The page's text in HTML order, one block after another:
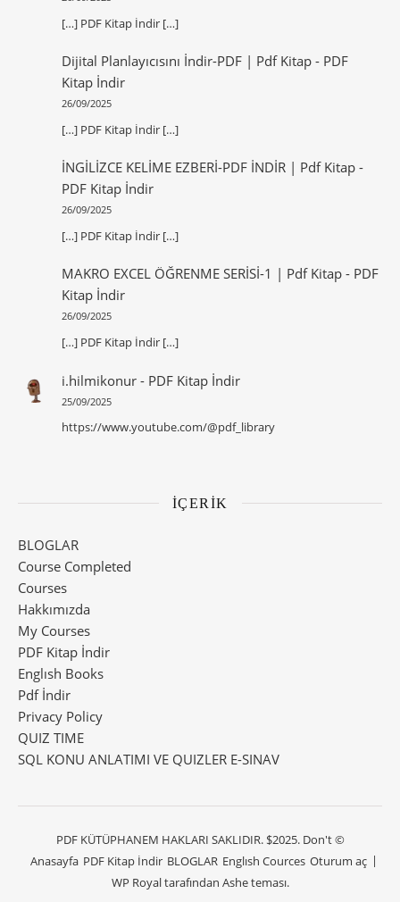
[…] PDF Kitap İndir […]
Dijital Planlayıcısını İndir-PDF | Pdf Kitap- PDF
Kitap İndir
26/09/2025
[…] PDF Kitap İndir […]
İNGİLİZCE KELİME EZBERİ-PDF İNDİR | Pdf Kitap-
PDF Kitap İndir
26/09/2025
[…] PDF Kitap İndir […]
MAKRO EXCEL ÖĞRENME SERİSİ-1 | Pdf Kitap- PDF
Kitap İndir
26/09/2025
[…] PDF Kitap İndir […]
i.hilmikonur- PDF Kitap İndir
25/09/2025
https://www.youtube.com/@pdf_library
İÇERİK
BLOGLAR
Course Completed
Courses
Hakkımızda
My Courses
PDF Kitap İndir
Englısh Books
Pdf İndir
Privacy Policy
QUIZ TIME
SQL KONU ANLATIMI VE QUIZLER E-SINAV
PDF KÜTÜPHANEM HAKLARI SAKLIDIR. $2025. Don't ©
Anasayfa PDF Kitap İndir BLOGLAR Englısh Cources Oturum aç
WP Royaltarafından Ashe teması.